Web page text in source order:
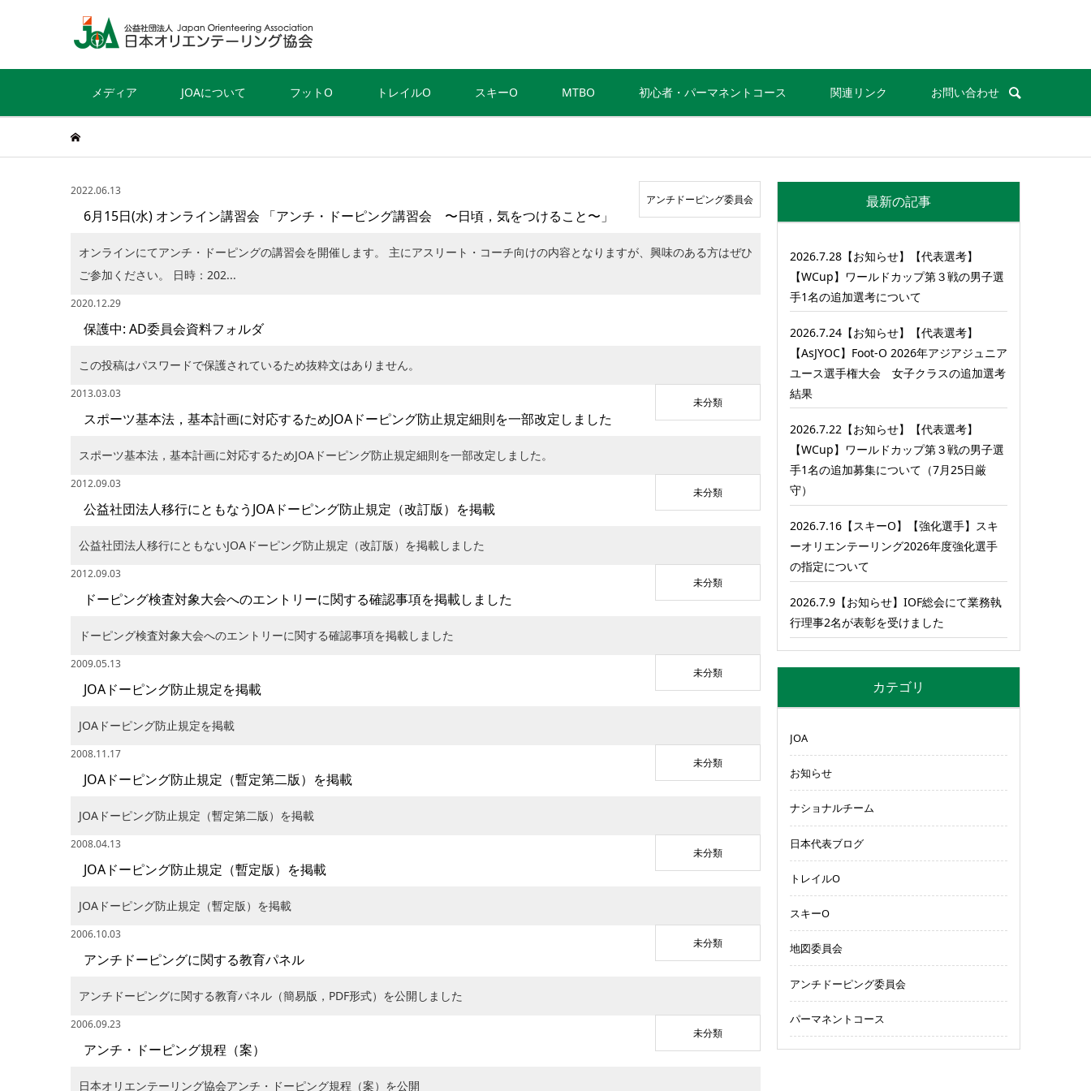
メディア JOAについて フットO トレイルO スキーO MTBO 初心者・パーマネントコース 関連リンク お問い合わせ
アンチドーピング委員会
2022.06.13
6月15日(水) オンライン講習会 「アンチ・ドーピング講習会 〜日頃，気をつけること〜」
オンラインにてアンチ・ドーピングの講習会を開催します。 主にアスリート・コーチ向けの内容となりますが、興味のある方はぜひ
ご参加ください。 日時：202...
2020.12.29
保護中: AD委員会資料フォルダ
この投稿はパスワードで保護されているため抜粋文はありません。
未分類
2013.03.03
スポーツ基本法，基本計画に対応するためJOAドーピング防止規定細則を一部改定しました
スポーツ基本法，基本計画に対応するためJOAドーピング防止規定細則を一部改定しました。
未分類
2012.09.03
公益社団法人移行にともなうJOAドーピング防止規定（改訂版）を掲載
公益社団法人移行にともないJOAドーピング防止規定（改訂版）を掲載しました
未分類
2012.09.03
ドーピング検査対象大会へのエントリーに関する確認事項を掲載しました
ドーピング検査対象大会へのエントリーに関する確認事項を掲載しました
未分類
2009.05.13
JOAドーピング防止規定を掲載
JOAドーピング防止規定を掲載
未分類
2008.11.17
JOAドーピング防止規定（暫定第二版）を掲載
JOAドーピング防止規定（暫定第二版）を掲載
未分類
2008.04.13
JOAドーピング防止規定（暫定版）を掲載
JOAドーピング防止規定（暫定版）を掲載
未分類
2006.10.03
アンチドーピングに関する教育パネル
アンチドーピングに関する教育パネル（簡易版，PDF形式）を公開しました
未分類
2006.09.23
アンチ・ドーピング規程（案）
日本オリエンテーリング協会アンチ・ドーピング規程（案）を公開
最新の記事
2026.7.28【お知らせ】【代表選考】
【WCup】ワールドカップ第３戦の男子選
手1名の追加選考について
2026.7.24【お知らせ】【代表選考】
【AsJYOC】Foot-O 2026年アジアジュニア
ユース選手権大会 女子クラスの追加選考
結果
2026.7.22【お知らせ】【代表選考】
【WCup】ワールドカップ第３戦の男子選
手1名の追加募集について（7月25日厳
守）
2026.7.16【スキーO】【強化選手】スキ
ーオリエンテーリング2026年度強化選手
の指定について
2026.7.9【お知らせ】IOF総会にて業務執
行理事2名が表彰を受けました
カテゴリ
JOA
お知らせ
ナショナルチーム
日本代表ブログ
トレイルO
スキーO
地図委員会
アンチドーピング委員会
パーマネントコース